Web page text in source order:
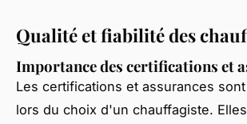
Qualité et fiabilité des
Importance des certifications et
Les certifications et assurances
lors du choix d'un chauffagiste.